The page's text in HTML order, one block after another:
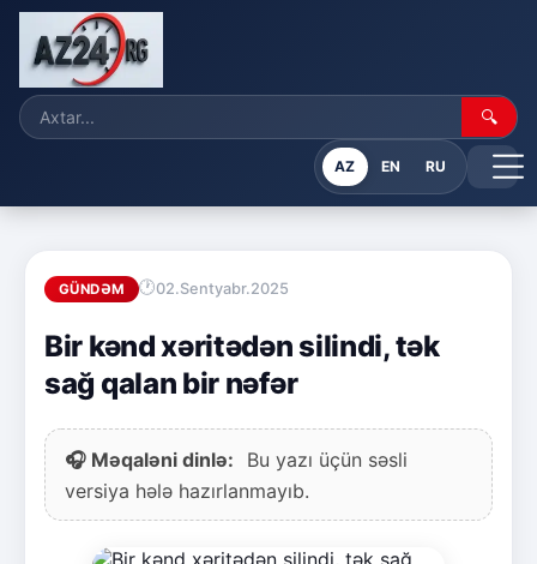
🔍
AZ EN RU
GÜNDƏM 02.Sentyabr.2025
Bir kənd xəritədən silindi, tək
sağ qalan bir nəfər
🎧 Məqaləni dinlə:
Bu yazı üçün səsli
versiya hələ hazırlanmayıb.